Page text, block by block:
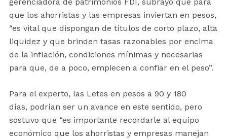
que los ahorristas y las empresas inviertan en pesos,
“es vital que dispongan de títulos de corto plazo, alta
liquidez y que brinden tasas razonables por encima
de la inflación, condiciones mínimas y necesarias
para que, de a poco, empiecen a confiar en el peso”.
Para el experto, las Letes en pesos a 90 y 180
días, podrían ser un avance en este sentido, pero
sostuvo que “es importante recordarle al equipo
económico que los ahorristas y empresas manejan